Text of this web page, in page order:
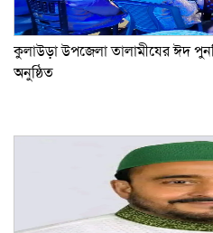
কুলাউড়া উপজেলা তালামীযের ঈদ
অনুষ্ঠিত